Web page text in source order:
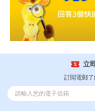
立
訂閲電郵